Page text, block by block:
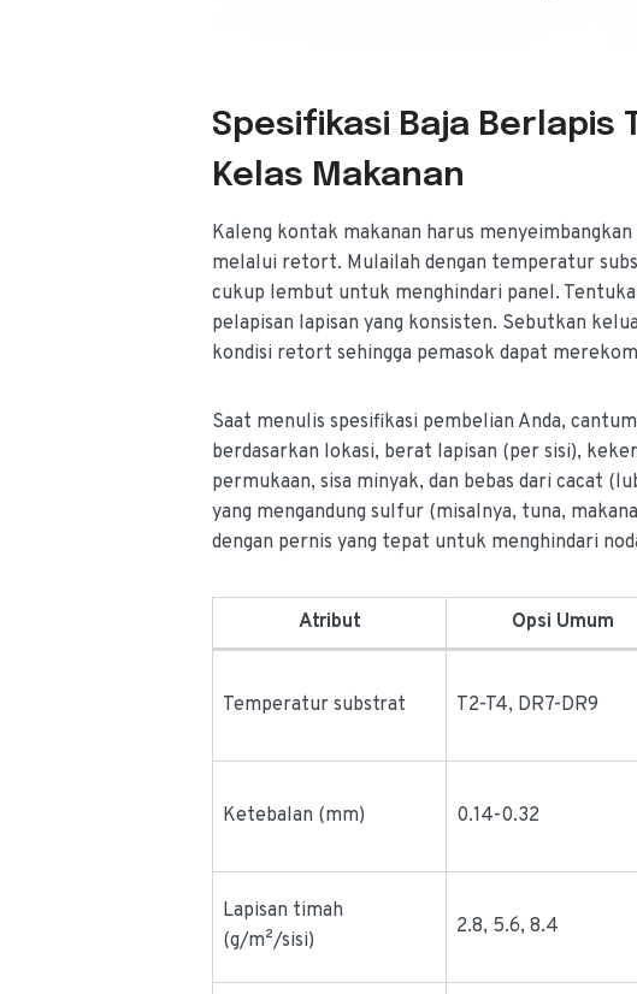
Spesifikasi Baja Berlapis
Kelas Makanan
Kaleng kontak makanan harus
melalui retort. Mulailah dengan temperatur
cukup lembut untuk menghindari panel.
pelapisan lapisan yang konsisten. Sebutkan
kondisi retort sehingga pemasok dapat
Saat menulis spesifikasi pembelian Anda,
berdasarkan lokasi, berat lapisan (per sisi),
permukaan, sisa minyak, dan bebas dari cacat
yang mengandung sulfur (misalnya, tuna,
dengan pernis yang tepat untuk menghindari
Atribut Opsi Umum
Temperatur substrat T2-T4, DR7-DR9
Ketebalan (mm) 0.14-0.32
Lapisan timah
(g/m²/sisi)
2.8, 5.6, 8.4